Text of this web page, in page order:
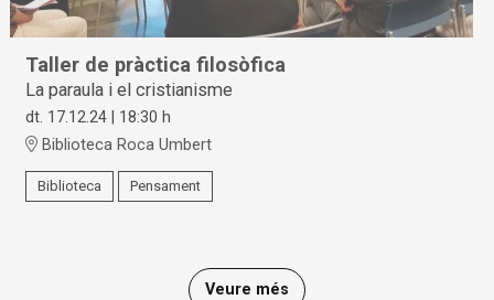
Taller de pràctica filosòfica
La paraula i el cristianisme
dt. 17.12.24 | 18:30 h
Biblioteca Roca Umbert
Biblioteca Pensament
Veure més